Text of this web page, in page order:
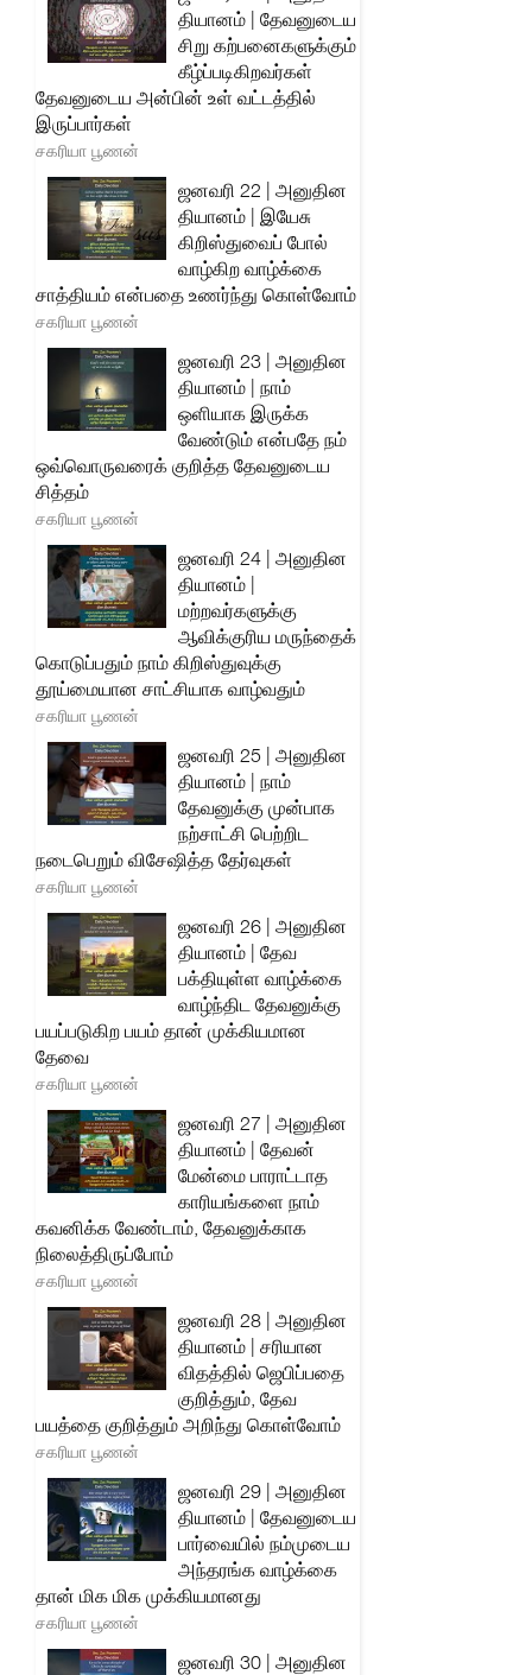
தியானம் | தேவனுடைய
சிறு கற்பனைகளுக்கும்
கீழ்ப்படிகிறவர்கள்
தேவனுடைய அன்பின் உள் வட்டத்தில்
இருப்பார்கள்
சகரியா பூணன்
ஜனவரி 22 | அனுதின
தியானம் | இயேசு
கிறிஸ்துவைப் போல்
வாழ்கிற வாழ்க்கை
சாத்தியம் என்பதை உணர்ந்து கொள்வோம்
சகரியா பூணன்
ஜனவரி 23 | அனுதின
தியானம் | நாம்
ஒளியாக இருக்க
வேண்டும் என்பதே நம்
ஒவ்வொருவரைக் குறித்த தேவனுடைய
சித்தம்
சகரியா பூணன்
ஜனவரி 24 | அனுதின
தியானம் |
மற்றவர்களுக்கு
ஆவிக்குரிய மருந்தைக்
கொடுப்பதும் நாம் கிறிஸ்துவுக்கு
தூய்மையான சாட்சியாக வாழ்வதும்
சகரியா பூணன்
ஜனவரி 25 | அனுதின
தியானம் | நாம்
தேவனுக்கு முன்பாக
நற்சாட்சி பெற்றிட
நடைபெறும் விசேஷித்த தேர்வுகள்
சகரியா பூணன்
ஜனவரி 26 | அனுதின
தியானம் | தேவ
பக்தியுள்ள வாழ்க்கை
வாழ்ந்திட தேவனுக்கு
பயப்படுகிற பயம் தான் முக்கியமான
தேவை
சகரியா பூணன்
ஜனவரி 27 | அனுதின
தியானம் | தேவன்
மேன்மை பாராட்டாத
காரியங்களை நாம்
கவனிக்க வேண்டாம், தேவனுக்காக
நிலைத்திருப்போம்
சகரியா பூணன்
ஜனவரி 28 | அனுதின
தியானம் | சரியான
விதத்தில் ஜெபிப்பதை
குறித்தும், தேவ
பயத்தை குறித்தும் அறிந்து கொள்வோம்
சகரியா பூணன்
ஜனவரி 29 | அனுதின
தியானம் | தேவனுடைய
பார்வையில் நம்முடைய
அந்தரங்க வாழ்க்கை
தான் மிக மிக முக்கியமானது
சகரியா பூணன்
ஜனவரி 30 | அனுதின